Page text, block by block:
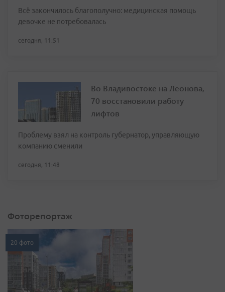
Всё закончилось благополучно: медицинская помощь
девочке не потребовалась
сегодня, 11:51
Во Владивостоке на Леонова,
70 восстановили работу
лифтов
Проблему взял на контроль губернатор, управляющую
компанию сменили
сегодня, 11:48
Фоторепортаж
20 фото